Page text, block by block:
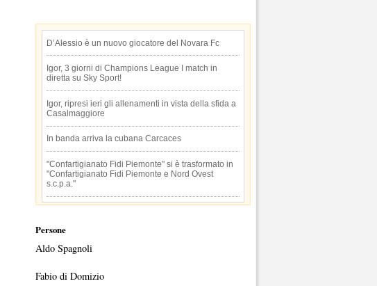
D’Alessio è un nuovo giocatore del Novara Fc
Igor, 3 giorni di Champions League I match in
diretta su Sky Sport!
Igor, ripresi ieri gli allenamenti in vista della sfida a
Casalmaggiore
In banda arriva la cubana Carcaces
"Confartigianato Fidi Piemonte" si è trasformato in
"Confartigianato Fidi Piemonte e Nord Ovest
s.c.p.a."
Persone
Aldo Spagnoli
Fabio di Domizio